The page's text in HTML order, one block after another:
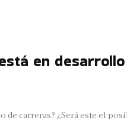
en
de carreras? ¿Será este el